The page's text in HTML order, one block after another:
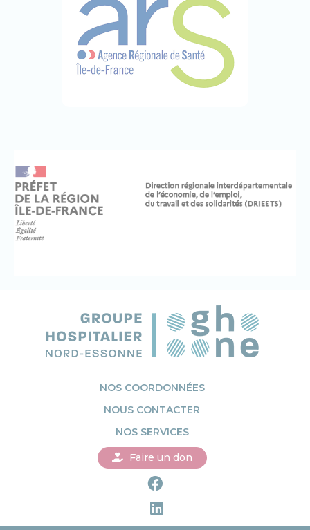
NOS COORDONNÉES
NOUS CONTACTER
NOS SERVICES
Faire un don